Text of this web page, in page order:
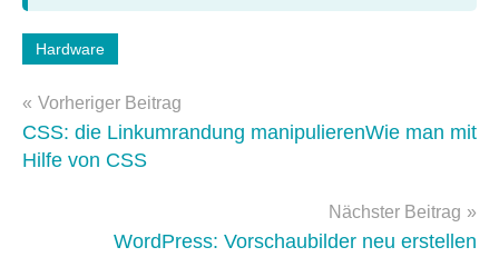
Schlagwörter:
mp3,
musik,
videos
Hardware
Beitragsnavigation
Vorheriger Beitrag
CSS: die Linkumrandung manipulierenWie man mit
Hilfe von CSS
Nächster Beitrag
WordPress: Vorschaubilder neu erstellen